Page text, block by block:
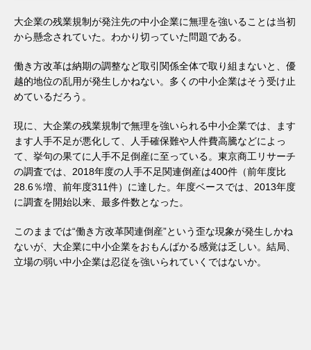
大企業の残業規制が発注先の中小企業に無理を強いることは当初
から懸念されていた。わかり切っていた問題である。
働き方改革は納期の調整など取引関係全体で取り組まないと、優
越的地位の乱用が発生しかねない。多くの中小企業はそう受け止
めているだろう。
現に、大企業の残業規制で無理を強いられる中小企業では、ます
ます人手不足が悪化して、人手確保難や人件費高騰などによっ
て、挙句の果てに人手不足倒産に至っている。東京商工リサーチ
の調査では、2018年度の人手不足関連倒産は400件（前年度比
28.6％増、前年度311件）に達した。年度ベースでは、2013年度
に調査を開始以来、最多件数となった。
このままでは“働き方改革関連倒産”という歪な現象が発生しかね
ないが、大企業に中小企業をおもんばかる感覚は乏しい。結局、
立場の弱い中小企業は忍従を強いられていくではないか。